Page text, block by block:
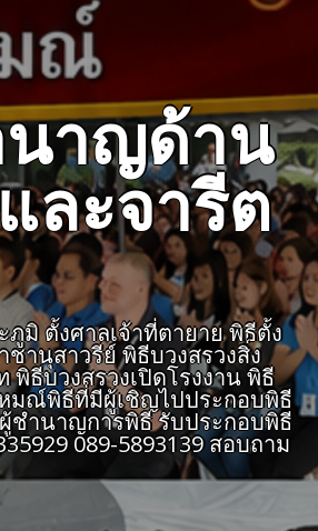
าญด้าน
ละจารีต
มิ ตั้งศาลเจ้าที่ตายาย พิธีตั้ง
านุสาวรีย์ พิธีบวงสรวงสิ่ง
ธีบวงสรวงเปิดโรงงาน พิธี
มณ์พิธีที่มีผู้เชิญไปประกอบพิธี
ชำนาญการพิธี รับประกอบพิธี
089-5893139 สอบถาม